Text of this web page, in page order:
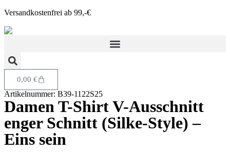
Versandkostenfrei ab 99,-€
0,00 €
Artikelnummer: B39-1122S25
Damen T-Shirt V-Ausschnitt
enger Schnitt (Silke-Style) –
Eins sein